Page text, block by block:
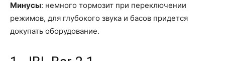
Минусы: немного тормозит при переключении
режимов, для глубокого звука и басов придется
докупать оборудование.